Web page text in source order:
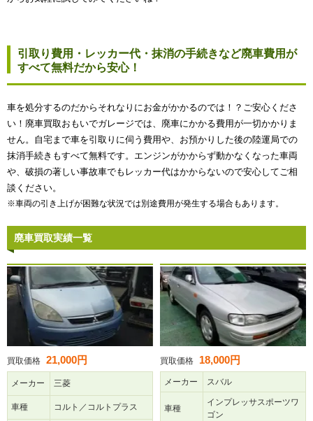
引取り費用・レッカー代・抹消の手続きなど廃車費用が
すべて無料だから安心！
車を処分するのだからそれなりにお金がかかるのでは！？ご安心くださ
い！廃車買取おもいでガレージでは、廃車にかかる費用が一切かかりま
せん。自宅まで車を引取りに伺う費用や、お預かりした後の陸運局での
抹消手続きもすべて無料です。エンジンがかからず動かなくなった車両
や、破損の著しい事故車でもレッカー代はかからないので安心してご相
談ください。
※車両の引き上げが困難な状況では別途費用が発生する場合もあります。
廃車買取実績一覧
買取価格 21,000円
メーカー 三菱
車種 コルト／コルトプラス
買取価格 18,000円
メーカー スバル
車種
インプレッサスポーツワ
ゴン